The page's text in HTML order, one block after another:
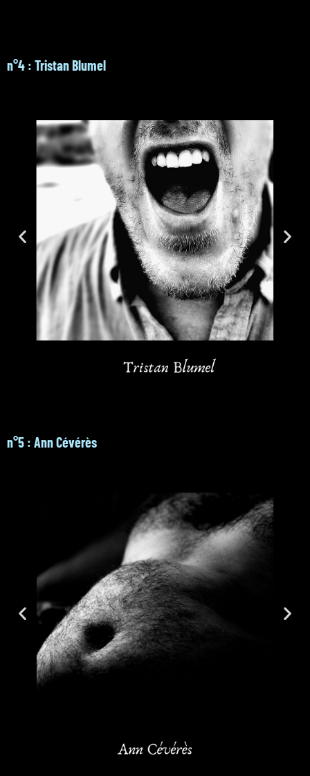
n°4 : Tristan Blumel
n°5 : Ann Cévérès